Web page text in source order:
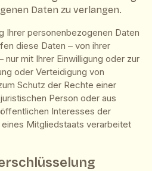
Daten zu verlangen.
Ihrer personenbezogenen Daten
diese Daten – von ihrer
nur mit Ihrer Einwilligung oder zur
oder Verteidigung von
Schutz der Rechte einer
Person oder aus
Interesses der
Mitgliedstaats verarbeitet